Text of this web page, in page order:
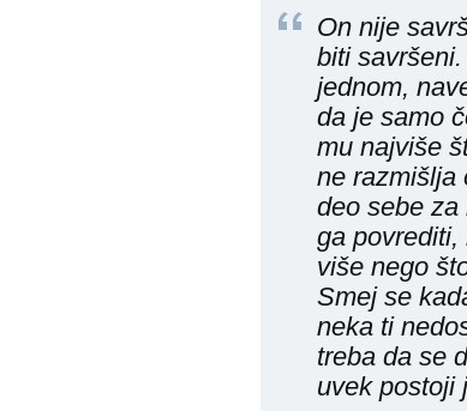
On nije
biti
jednom,
da je samo
mu najviše
ne razmišlja
deo sebe
ga
više nego
Smej se
neka ti
treba da se
uvek postoji